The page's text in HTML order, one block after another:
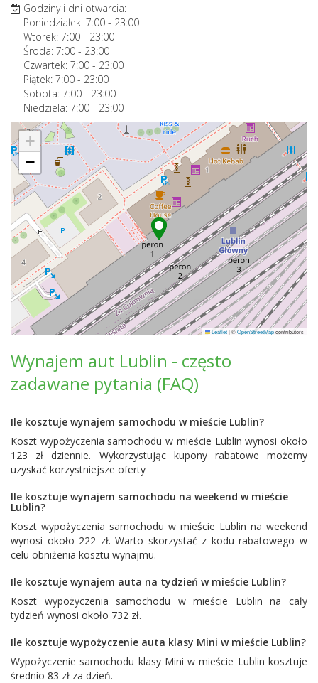
Godziny i dni otwarcia:
Poniedziałek: 7:00 - 23:00
Wtorek: 7:00 - 23:00
Środa: 7:00 - 23:00
Czwartek: 7:00 - 23:00
Piątek: 7:00 - 23:00
Sobota: 7:00 - 23:00
Niedziela: 7:00 - 23:00
+
−
Leaflet|©OpenStreetMapcontributors
Wynajem aut Lublin - często
zadawane pytania (FAQ)
Ile kosztuje wynajem samochodu w mieście Lublin?
Koszt wypożyczenia samochodu w mieście Lublin wynosi około
123 zł dziennie. Wykorzystując kupony rabatowe możemy
uzyskać korzystniejsze oferty
Ile kosztuje wynajem samochodu na weekend w mieście
Lublin?
Koszt wypożyczenia samochodu w mieście Lublin na weekend
wynosi około 222 zł. Warto skorzystać z kodu rabatowego w
celu obniżenia kosztu wynajmu.
Ile kosztuje wynajem auta na tydzień w mieście Lublin?
Koszt wypożyczenia samochodu w mieście Lublin na cały
tydzień wynosi około 732 zł.
Ile kosztuje wypożyczenie auta klasy Mini w mieście Lublin?
Wypożyczenie samochodu klasy Mini w mieście Lublin kosztuje
średnio 83 zł za dzień.